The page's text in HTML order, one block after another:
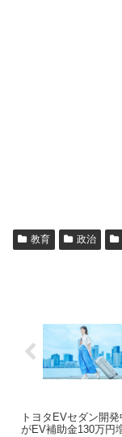
教育 政治
トヨタEVセダン開
がEV補助金130万円